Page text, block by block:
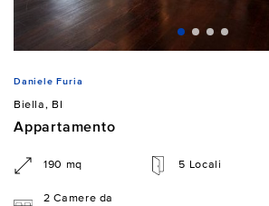
Daniele Furia
Biella, BI
Appartamento
190 mq 5 Locali
2 Camere da